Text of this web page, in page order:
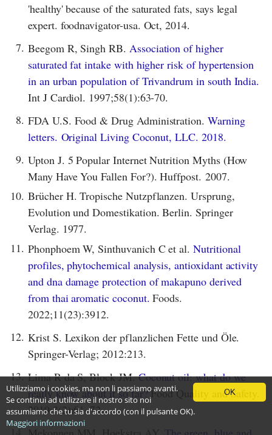
'healthy' because of the saturated fats, says legal
expert. foodnavigator-usa. Oct, 2014.
7. Beegom R, Singh RB. Association of higher
saturated fat intake with higher risk of hypertension
in an urban population of Trivandrum in south India.
Int J Cardiol. 1997;58(1):63-70.
8. FDA U.S. Food & Drug Administration.Warning
letters. Original Living Coconut, LLC. 2018.
9. Upton J. 5 Popular Internet Nutrition Myths (How
Many Have You Fallen For?). Huffpost. 2007.
10. Brücher H. Tropische Nutzpflanzen. Ursprung,
Evolution und Domestikation. Berlin. Springer
Verlag. 1977.
11. Phonphoem W, Sinthuvanich C et al.Nutritional
profiles, phytochemical analysis, antioxidant activity
and dna damage protection of makapuno derived
from thai aromatic coconut. Foods.
2022;11(23):3912.
12. Krist S. Lexikon der pflanzlichen Fette und Öle.
Springer-Verlag; 2012:213.
13. Lima R da S, Block JM.Coconut oil: what do we
really know about it so far?Food Quality and Safety.
2019;3(2):61–72.
OK
Utilizziamo i cookies, ma non li passiamo avanti.
Se continui ad utilizzare il nostro sito noi
assumiamo che tu sia d'accordo (con il pulsante OK).
Maggiori informazioni